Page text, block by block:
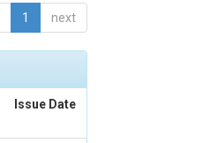
1 next
Issue Date